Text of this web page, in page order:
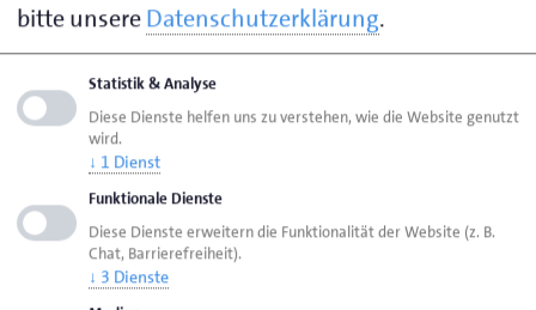
Seite empfehlen
Seite drucken
Seiteaktualisiert am 07. Aug. 2026
Handwerkskammer Flensburg
Bereiche
Maler und Lackierer
bitte unsereDatenschutzerklärung.
Statistik & Analyse
Diese Dienste helfen uns zu verstehen, wie die Website genutzt
wird.
↓ 1 Dienst
Funktionale Dienste
Diese Dienste erweitern die Funktionalität der Website (z. B.
Chat, Barrierefreiheit).
↓ 3 Dienste